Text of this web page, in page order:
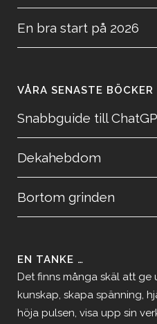
En bra start på 2026
VÅRA SENASTE BÖCKER
Snabbguide till
Dekahebdom
Bortom grinden
EN TANKE …
Det finns många skäl att ge
kunskap, skapa spänning,
höja pulsen, visa upp sin